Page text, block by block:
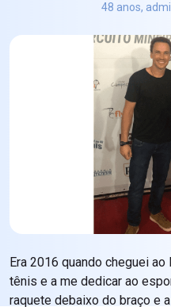
48 anos,
Era 2016 quando cheguei
tênis e a me dedicar ao
raquete debaixo do braço e